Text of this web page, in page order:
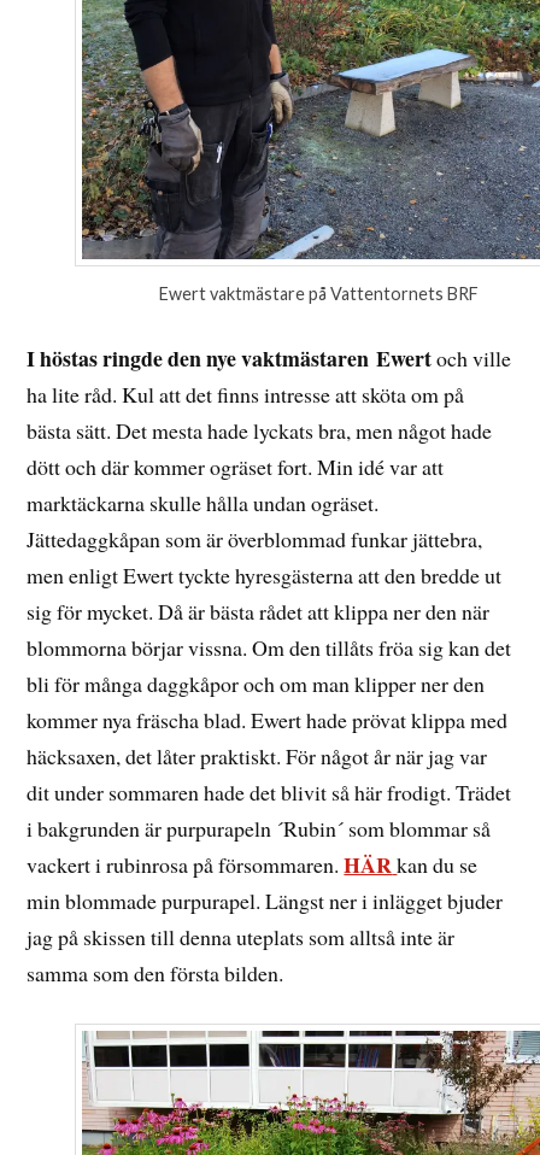
Ewert vaktmästare på Vattentornets BRF
I höstas ringde den nye vaktmästaren Ewertoch ville
ha lite råd. Kul att det finns intresse att sköta om på
bästa sätt. Det mesta hade lyckats bra, men något hade
dött och där kommer ogräset fort. Min idé var att
marktäckarna skulle hålla undan ogräset.
Jättedaggkåpan som är överblommad funkar jättebra,
men enligt Ewert tyckte hyresgästerna att den bredde ut
sig för mycket. Då är bästa rådet att klippa ner den när
blommorna börjar vissna. Om den tillåts fröa sig kan det
bli för många daggkåpor och om man klipper ner den
kommer nya fräscha blad. Ewert hade prövat klippa med
häcksaxen, det låter praktiskt. För något år när jag var
dit under sommaren hade det blivit så här frodigt. Trädet
i bakgrunden är purpurapeln ´Rubin´ som blommar så
vackert i rubinrosa på försommaren.HÄRkan du se
min blommade purpurapel. Längst ner i inlägget bjuder
jag på skissen till denna uteplats som alltså inte är
samma som den första bilden.